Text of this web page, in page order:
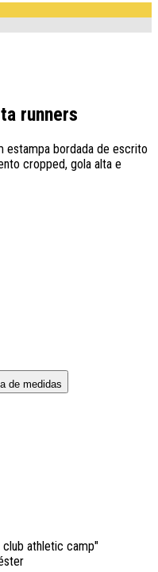
runners
estampa bordada de escrito
cropped, gola alta e
de medidas
athletic camp"